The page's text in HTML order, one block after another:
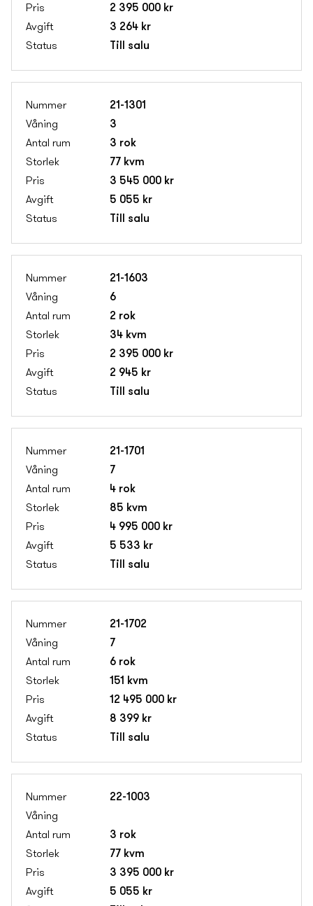
2 395 000 kr
3 264 kr
Till salu
21-1301
3
3 rok
77 kvm
3 545 000 kr
5 055 kr
Till salu
21-1603
6
2 rok
34 kvm
2 395 000 kr
2 945 kr
Till salu
21-1701
7
4 rok
85 kvm
4 995 000 kr
5 533 kr
Till salu
21-1702
7
6 rok
151 kvm
12 495 000 kr
8 399 kr
Till salu
22-1003
3 rok
77 kvm
3 395 000 kr
5 055 kr